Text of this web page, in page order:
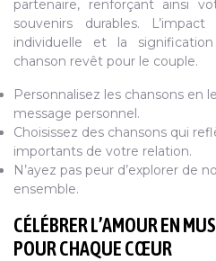
partenaire, renforçant ainsi
souvenirs durables.
individuelle et la
chanson revêt pour le couple.
Personnalisez les chansons en
message personnel.
Choisissez des chansons qui
importants de votre relation.
N’ayez pas peur d’explorer de
ensemble.
CÉLÉBRER L’AMOUR EN
POUR CHAQUE CŒUR